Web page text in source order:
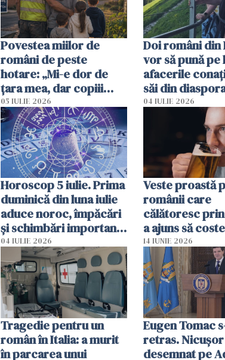
Povestea miilor de
români de peste
hotare: „Mi-e dor de
țara mea, dar copiii
spun că Anglia e casa
noastră”
05 IULIE 2026
Doi români din
vor să pună pe
afacerile
săi din
ajută mai exact
04 IULIE 2026
Horoscop 5 iulie. Prima
duminică din luna iulie
aduce noroc, împăcări
și schimbări importante
pentru câteva zodii
04 IULIE 2026
Veste proastă
românii care
călătoresc
a ajuns să
de bere
14 IUNIE 2026
Tragedie pentru un
român în Italia: a murit
în parcarea unui
Eugen Tomac
retras. Nicușor
desemnat pe